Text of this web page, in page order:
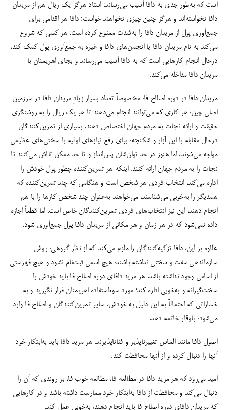
است که به‌‌طور جدی به دافا آسیب می‌رساند؛ استاد هرگز یک ریال هم از مریدان
دافا نخواسته‌اند و هرگز چنین چیزی نخواهند خواست؛ دافا هر اقدامی برای
جمع‌آوری پول از مریدان دافا را به‌شدت ممنوع کرده است؛ هر کسی که شروع
می‌کند به نام مریدان دافا یا انجمن‌های دافا و غیره به جمع‌آوری پول کمک کند،
درحال انجام کارهایی است که به دافا آسیب می‌رساند و بجای اهریمنان با
مریدان دافا مداخله می‌کند.
مریدان دافا در دوره اصلاح فا، مخصوصاً تعداد بسیار زیادِ مریدان دافا در سرزمین
اصلی چین، هر کاری که می‌توانند انجام می‌دهند تا هر یک ریال را به روشنگری
حقیقت و ارائه نجات به مردم جهان اختصاص دهند. بسیاری از تمرین‌کنندگان
درحال مقابله با این آزار و شکنجه، برای رفع نیازهای اولیه با سختی‌های عظیمی
مواجه می‌شوند، اما هنوز در حد توان‌شان پس‌انداز و تا حد ممکن تلاش می‌کنند تا
نجات را به مردم جهان ارائه کنند. اینکه هر تمرین‌کننده چطور پول خودش را
اداره می‌کند، انتخاب فردی هر شخص است و هنگامی که چند تمرین‌کننده که
همدیگر را به‌خوبی می‌شناسند، می‌خواهند به‌عنوان چند شخص کارها را با هم
انجام دهند، این نیز انتخاب‌های فردی تمرین‌کنندگان خاص است. اما قطعاً اجازه
داده نمی‌شود که در هر زمان و هر مکانی از مریدان دافا پول جمع‌آوری شود.
علاوه‌ بر این، دافا تزکیه‌کنندگان را ملزم می‌کند که از نظر گروهی، روش
سازماندهی سفت و سختی نداشته باشند، هیچ اسمی ثبت‌نام نشود و هیچ فهرستی
از اسامی وجود نداشته باشد. هر مرید دافای دوره اصلاح فا باید خودش را
سخت‌گیرانه و به‌خوبی اداره کند؛ مورد سوءاستفاده اهریمنان قرار نگیرید و به
خساراتی که احتمالاً به این دلیل به خودش، سایر تمرین‌کنندگان و اصلاح فا وارد
می‌شود، باوقار خاتمه دهد.
اصول دافا مانند الماس تغییرناپذیر و فناناپذیرند. هر مرید دافا باید به‌ابتکار خود
آنها را دنبال کرده و از آنها محافظت کند.
امید می‌رود که هر مرید دافا در مطالعه فا، مطالعه خوب فا، بر روندی که آن را
دنبال می‌کند و محافظت از دافا به‌ابتکار خود ممارست داشته باشد و در کارهایی
که مریدان دافای دوره اصلاح فا باید انجام دهند، به‌خوبی عمل کند.